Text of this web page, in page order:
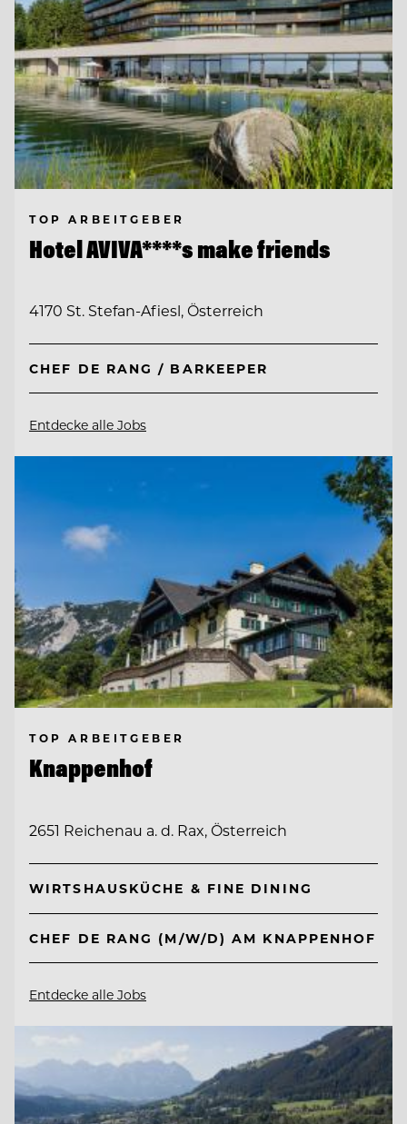
TOP ARBEITGEBER
Hotel AVIVA****s make friends
4170 St. Stefan-Afiesl, Österreich
CHEF DE RANG / BARKEEPER
Entdecke alle Jobs
TOP ARBEITGEBER
Knappenhof
2651 Reichenau a. d. Rax, Österreich
WIRTSHAUSKÜCHE & FINE DINING
CHEF DE RANG (M/W/D) AM KNAPPENHOF
Entdecke alle Jobs